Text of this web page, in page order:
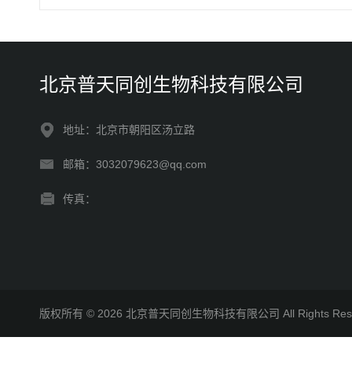
北京普天同创生物科技有限公司
地址：北京市朝阳区汤立路
邮箱：3032079623@qq.com
传真：
版权所有 © 2026 北京普天同创生物科技有限公司 All Rights